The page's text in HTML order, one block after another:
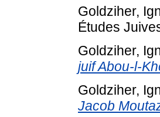
Goldziher,
Études
Goldziher,
juif Abou-l-
Goldziher,
Jacob